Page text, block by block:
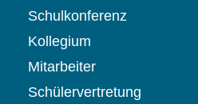
Schulkonferenz
Kollegium
Mitarbeiter
Schülervertretung